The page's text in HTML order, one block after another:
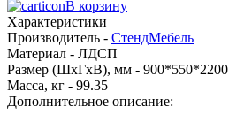
В корзину
Характеристики
Производитель - СтендМебель
Материал - ЛДСП
Размер (ШхГхВ), мм - 900*550*2200
Масса, кг - 99.35
Дополнительное описание: